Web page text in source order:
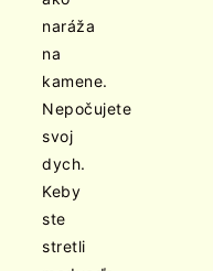
naráža
na
kamene.
Nepočujete
svoj
dych.
Keby
ste
stretli